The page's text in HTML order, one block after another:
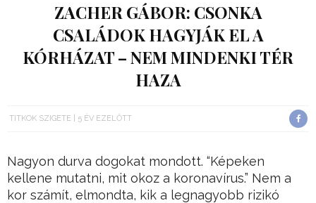
ZACHER GÁBOR: CSONKA
CSALÁDOK HAGYJÁK EL A
KÓRHÁZAT – NEM MINDENKI TÉR
HAZA
TITKOK SZIGETE 5 ÉV EZELŐTT
Nagyon durva dogokat mondott. “Képeken
kellene mutatni, mit okoz a koronavírus.” Nem a
kor számít, elmondta, kik a legnagyobb rizikó